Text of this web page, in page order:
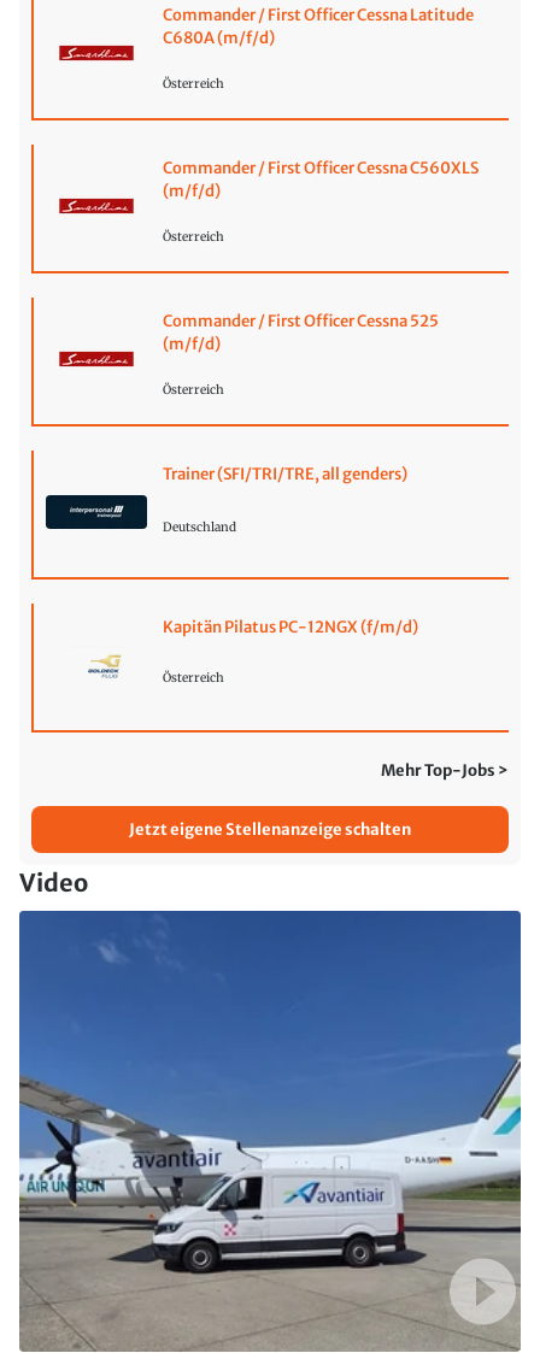
Commander / First Officer Cessna Latitude
C680A (m/f/d)
Österreich
Commander / First Officer Cessna C560XLS
(m/f/d)
Österreich
Commander / First Officer Cessna 525
(m/f/d)
Österreich
Trainer (SFI/TRI/TRE, all genders)
Deutschland
Kapitän Pilatus PC-12NGX (f/m/d)
Österreich
Mehr Top-Jobs >
Jetzt eigene Stellenanzeige schalten
Video